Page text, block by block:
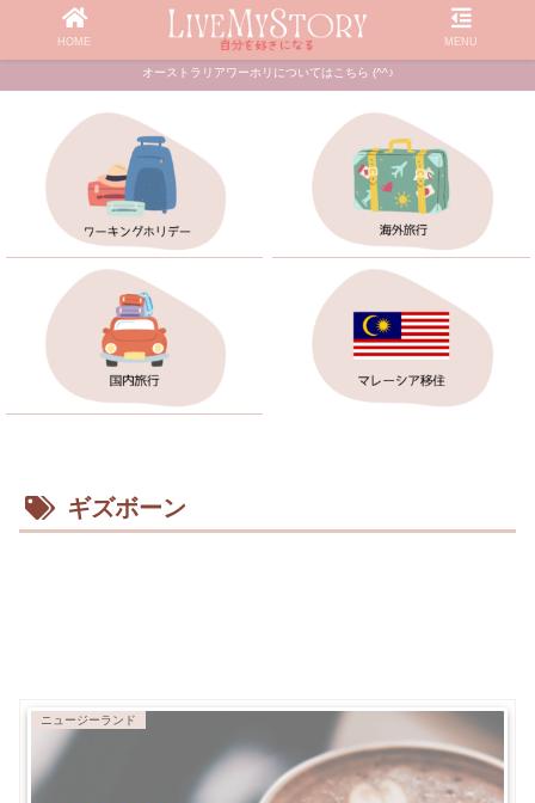
オーストラリアワーホリについてはこちら (^^♪
ギズボーン
ニュージーランド
HOME MENU